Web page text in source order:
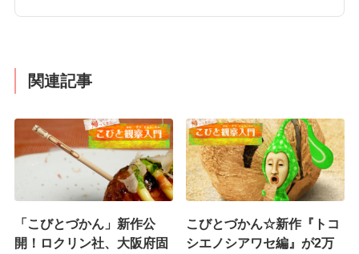
関連記事
「こびとづかん」新作公
開！ロクリン社、大阪府固
こびとづかん☆新作『トコ
シエノシアワセ編』が2万